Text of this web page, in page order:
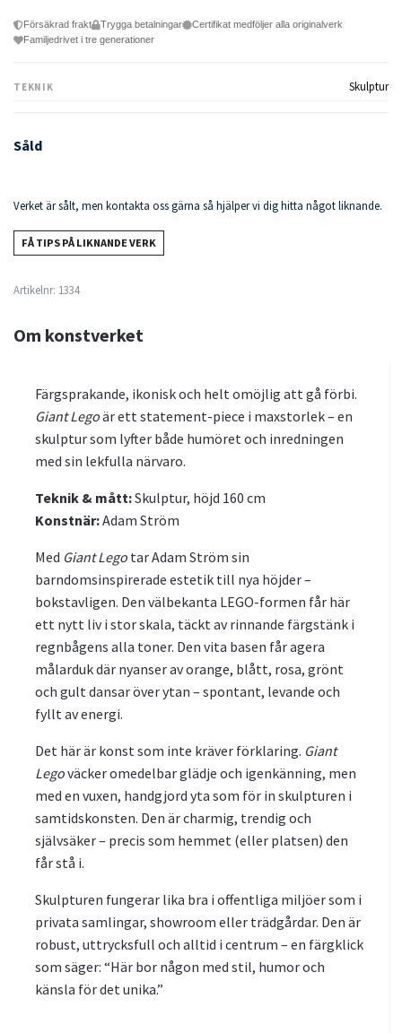
Försäkrad frakt Trygga betalningar
Certifikat medföljer alla originalverk
Familjedrivet i tre generationer
TEKNIK Skulptur
Såld
Verket är sålt, men kontakta oss gärna så hjälper vi dig hitta något liknande.
FÅ TIPS PÅ LIKNANDE VERK
Artikelnr: 1334
Om konstverket
Färgsprakande, ikonisk och helt omöjlig att gå förbi.
Giant Legoär ett statement-piece i maxstorlek – en
skulptur som lyfter både humöret och inredningen
med sin lekfulla närvaro.
Teknik & mått:Skulptur, höjd 160 cm
Konstnär:Adam Ström
Med Giant Lego tar Adam Ström sin
barndomsinspirerade estetik till nya höjder –
bokstavligen. Den välbekanta LEGO-formen får här
ett nytt liv i stor skala, täckt av rinnande färgstänk i
regnbågens alla toner. Den vita basen får agera
målarduk där nyanser av orange, blått, rosa, grönt
och gult dansar över ytan – spontant, levande och
fyllt av energi.
Det här är konst som inte kräver förklaring. Giant
Legoväcker omedelbar glädje och igenkänning, men
med en vuxen, handgjord yta som för in skulpturen i
samtidskonsten. Den är charmig, trendig och
självsäker – precis som hemmet (eller platsen) den
får stå i.
Skulpturen fungerar lika bra i offentliga miljöer som i
privata samlingar, showroom eller trädgårdar. Den är
robust, uttrycksfull och alltid i centrum – en färgklick
som säger: “Här bor någon med stil, humor och
känsla för det unika.”